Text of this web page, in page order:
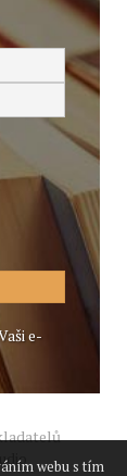
e-
webu s tím